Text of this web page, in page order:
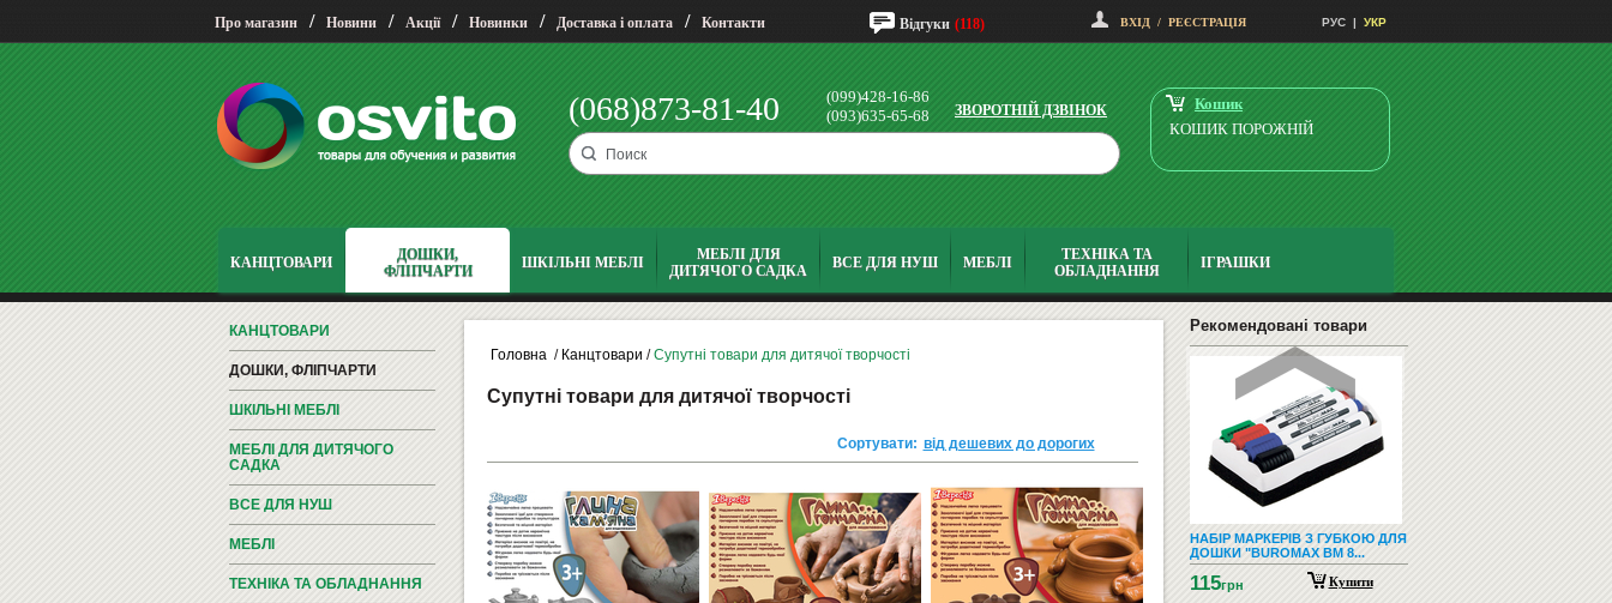
Про магазин / Новини / Акції / Новинки / Доставка і оплата / Контакти Відгуки (118) ВХІД / РЕЄСТРАЦІЯ РУС | УКР
(068)873-81-40
(099)428-16-86
(093)635-65-68
ЗВОРОТНІЙ ДЗВІНОК
Кошик
КОШИК ПОРОЖНІЙ
КАНЦТОВАРИ
ДОШКИ,
ФЛІПЧАРТИ
ШКІЛЬНІ МЕБЛІ
МЕБЛІ ДЛЯ
ДИТЯЧОГО САДКА
ВСЕ ДЛЯ НУШ МЕБЛІ
ТЕХНІКА ТА
ОБЛАДНАННЯ
ІГРАШКИ
КАНЦТОВАРИ
ДОШКИ, ФЛІПЧАРТИ
ШКІЛЬНІ МЕБЛІ
МЕБЛІ ДЛЯ ДИТЯЧОГО
САДКА
ВСЕ ДЛЯ НУШ
МЕБЛІ
ТЕХНІКА ТА ОБЛАДНАННЯ
Головна / Канцтовари /Супутні товари для дитячої творчості
Супутні товари для дитячої творчості
Сортувати: від дешевих до дорогих
Рекомендовані товари
СМАРТФОНИ І ТЕЛЕФОНИ
НАБІР МАРКЕРІВ З ГУБКОЮ ДЛЯ
ДОШКИ "BUROMAX BM 8...
115грн Купити